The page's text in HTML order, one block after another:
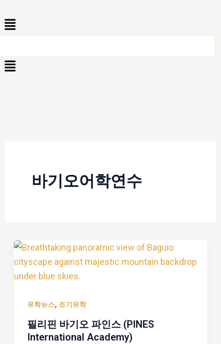
텐
건
Menu
Menu
바기오어학연수
유학뉴스, 조기유학
필리핀 바기오 파인스 (PINES
International Academy)
필
리
핀
기
오
파